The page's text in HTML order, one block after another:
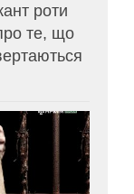
роти
те, що